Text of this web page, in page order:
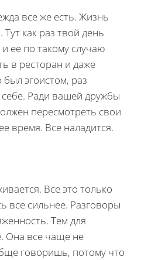
все же есть. Жизнь
как раз твой день
ее по такому случаю
в ресторан и даже
эгоистом, раз
Ради вашей дружбы
пересмотреть свои
время. Все наладится.
Все это только
все сильнее. Разговоры
Тем для
Она все чаще не
говоришь, потому что